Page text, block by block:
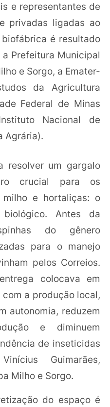
e representantes de
privadas ligadas ao
é resultado
Prefeitura Municipal
e Sorgo, a Emater-
da Agricultura
Federal de Minas
Nacional de
Agrária).
resolver um gargalo
crucial para os
e hortaliças: o
Antes da
do gênero
para o manejo
pelos Correios.
colocava em
a produção local,
autonomia, reduzem
e diminuem
de inseticidas
Guimarães,
Milho e Sorgo.
do espaço é